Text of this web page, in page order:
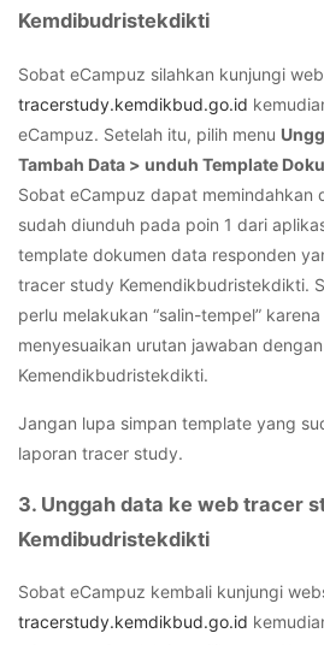
Kemdibudristekdikti
Sobat eCampuz silahkan kunjungi
tracerstudy.kemdikbud.go.id
eCampuz. Setelah itu, pilih menu
Tambah Data > unduh Template
Sobat eCampuz dapat memindahkan
sudah diunduh pada poin 1 dari
template dokumen data responden
tracer study Kemendikbudristekdikti.
perlu melakukan “salin-tempel”
menyesuaikan urutan jawaban dengan
Kemendikbudristekdikti.
Jangan lupa simpan template yang
laporan tracer study.
3. Unggah data ke web tracer
Kemdibudristekdikti
Sobat eCampuz kembali kunjungi
tracerstudy.kemdikbud.go.id